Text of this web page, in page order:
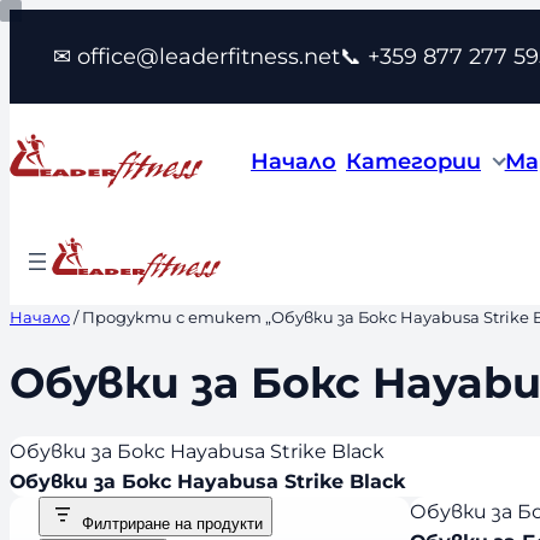
Към
съдържанието
✉ office@leaderfitness.net📞 +359 877 277
Начало Категории
Начало/ Продукти с етикет „Обувки за Бокс Hayabusa Strike
Обувки за Бокс
Обувки за Бокс Hayabusa Strike Black
Обувки за Бокс Hayabusa Strike Black
Филтриране на продукти
Обувки за